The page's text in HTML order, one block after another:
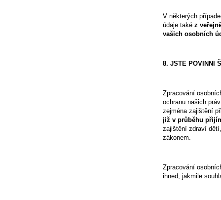
V některých
údaje také z
vašich osobních
8. JSTE POVINNI
Zpracování
ochranu našich
zejména zajištění
již v průběhu
zajištění zdraví
zákonem.
Zpracování
ihned, jakmile